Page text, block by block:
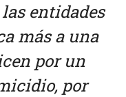
entidades
más a una
por un
por